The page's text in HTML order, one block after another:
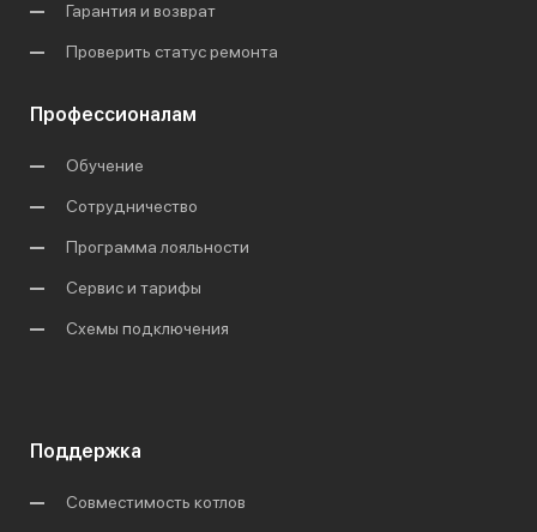
Гарантия и возврат
Проверить статус ремонта
Профессионалам
Обучение
Сотрудничество
Программа лояльности
Сервис и тарифы
Схемы подключения
Поддержка
Совместимость котлов